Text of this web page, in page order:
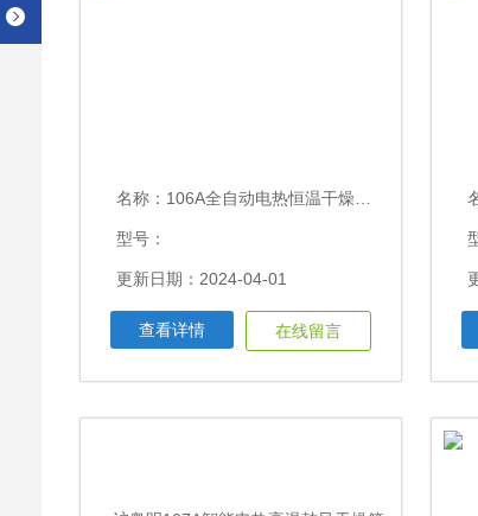
名称： 106A全自动电热恒温干燥箱1100×1200×1800
型号：
更新日期：2024-04-01
查看详情 在线留言